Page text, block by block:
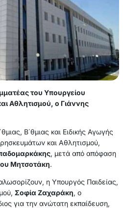
του Υπουργείου
Αθλητισμού, ο Γιάννης
Β΄θμιας και Ειδικής Αγωγής
και Αθλητισμού,
, μετά από απόφαση
Μητσοτάκη.
η Υπουργός Παιδείας,
Σοφία Ζαχαράκη, ο
για την ανώτατη εκπαίδευση,